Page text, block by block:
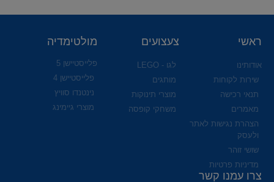
ראשי
אודותינו
שירות לקוחות
תנאי רכישה
מאמרים
הצהרת נגישות לאתר
ולעסק
שושי זוהר
מדיניות פרטיות
צעצועים
לגו - LEGO
מותגים
מוצרי תינוקות
משחקי קופסה
מולטימדיה
פלייסטיישן 5
פלייסטיישן 4
נינטנדו סוויץ
מוצרי גיימינג
צרו עמנו קשר